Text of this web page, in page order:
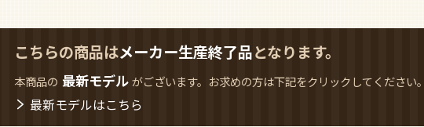
こちらの商品はメーカー生産終了品となります。
本商品の 最新モデル がございます。お求めの方は下記をクリックしてください
最新モデルはこちら